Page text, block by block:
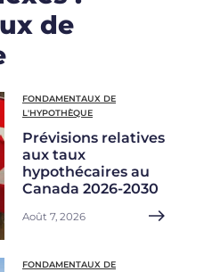
de
FONDAMENTAUX DE
L'HYPOTHÈQUE
Prévisions relatives
aux taux
hypothécaires au
Canada 2026-2030
Août 7, 2026
FONDAMENTAUX DE